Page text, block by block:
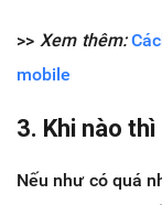
>> Xem thêm:
mobile
3. Khi nào
Nếu như có quá